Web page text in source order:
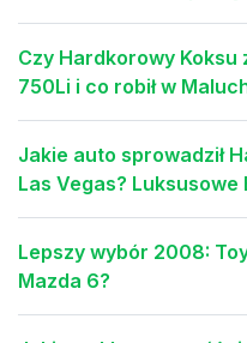
Czy Hardkorowy Koksu
750Li i co robił w
Jakie auto sprowadził
Las Vegas? Luksusowe
Lepszy wybór 2008:
Mazda 6?